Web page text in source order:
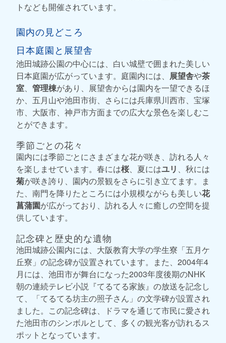
トなども開催されています。
園内の見どころ
日本庭園と展望舎
池田城跡公園の中心には、白い城壁で囲まれた美しい
日本庭園が広がっています。庭園内には、 展望舎や茶
室、 管理棟があり、展望舎からは園内を一望できるほ
か、五月山や池田市街、さらには兵庫県川西市、宝塚
市、大阪市、神戸市方面までの広大な景色を楽しむこ
とができます。
季節ごとの花々
園内には季節ごとにさまざまな花が咲き、訪れる人々
を楽しませています。春には桜、夏にはユリ 、秋には
菊が咲き誇り、園内の景観をさらに引き立てます。ま
た、南門を降りたところには小規模ながらも美しい花
菖蒲園が広がっており、訪れる人々に癒しの空間を提
供しています。
記念碑と歴史的な遺物
池田城跡公園内には、大阪教育大学の学生寮「五月ケ
丘寮」の記念碑が設置されています。また、2004年4
月には、池田市が舞台になった2003年度後期のNHK
朝の連続テレビ小説『てるてる家族』の放送を記念し
て、「てるてる坊主の照子さん」の文学碑が設置され
ました。この記念碑は、ドラマを通じて市民に愛され
た池田市のシンボルとして、多くの観光客が訪れるス
ポットとなっています。